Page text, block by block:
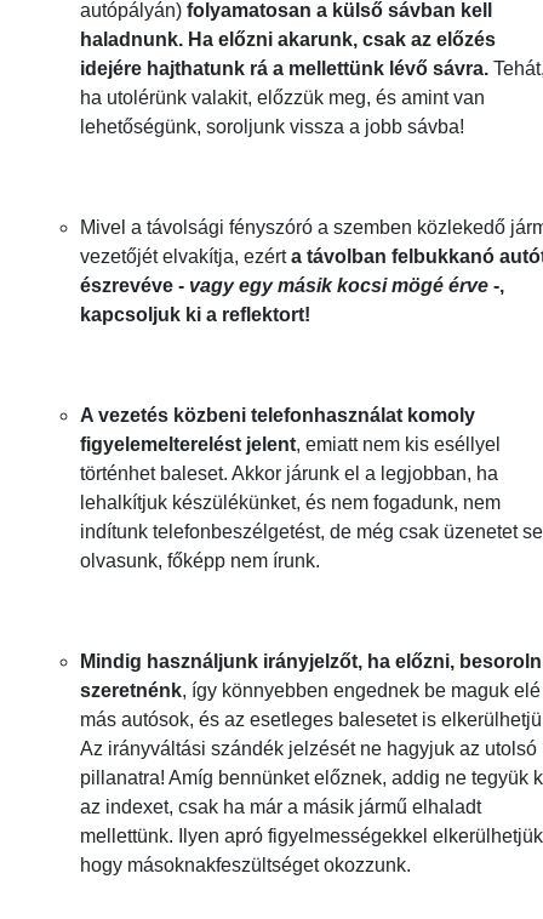
autópályán)folyamatosan a külső sávban kell
haladnunk. Ha előzni akarunk, csak az előzés
idejére hajthatunk rá a mellettünk lévő sávra.
ha utolérünk valakit, előzzük meg, és amint van
lehetőségünk, soroljunk vissza a jobb sávba!
Mivel a távolsági fényszóró a szemben közlekedő
vezetőjét elvakítja, ezérta távolban felbukkanó
észrevéve - vagy egy másik kocsi mögé érve -,
kapcsoljuk ki a reflektort!
A vezetés közbeni telefonhasználat komoly
figyelemelterelést jelent, emiatt nem kis eséllyel
történhet baleset. Akkor járunk el a legjobban, ha
lehalkítjuk készülékünket, és nem fogadunk, nem
indítunk telefonbeszélgetést, de még csak üzenetet
olvasunk, főképp nem írunk.
Mindig használjunk irányjelzőt, ha előzni,
szeretnénk, így könnyebben engednek be maguk elé
más autósok, és az esetleges balesetet is
Az irányváltási szándék jelzését ne hagyjuk az utolsó
pillanatra! Amíg bennünket előznek, addig ne tegyük
az indexet, csak ha már a másik jármű elhaladt
mellettünk. Ilyen apró figyelmességekkel
hogy másoknakfeszültséget okozzunk.